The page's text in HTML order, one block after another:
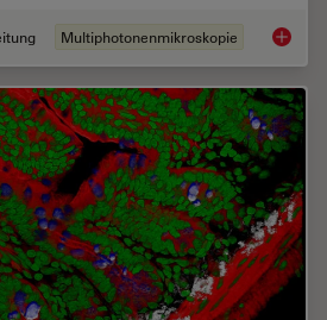
Multiphotonenmikroskopie